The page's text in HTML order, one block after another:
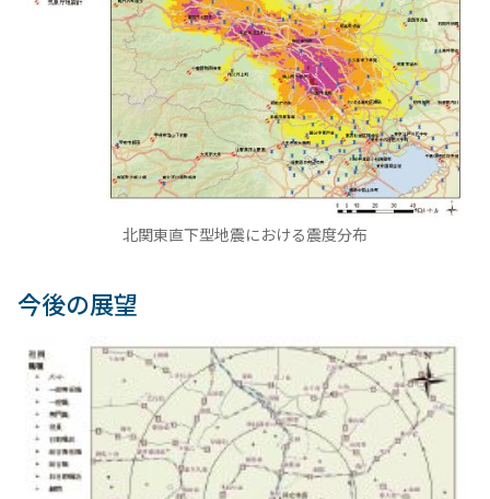
北関東直下型地震における震度分布
今後の展望